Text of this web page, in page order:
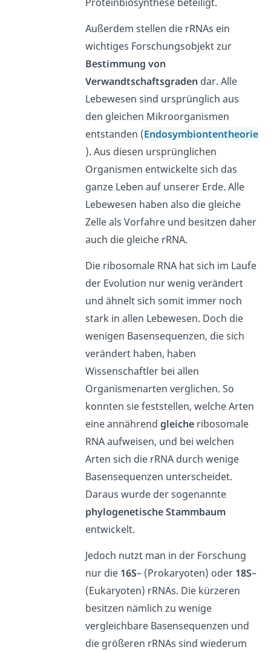
Außerdem stellen die rRNAs ein
wichtiges Forschungsobjekt zur
Bestimmung von
Verwandtschaftsgraden dar. Alle
Lebewesen sind ursprünglich aus
den gleichen Mikroorganismen
entstanden (Endosymbiontentheorie
). Aus diesen ursprünglichen
Organismen entwickelte sich das
ganze Leben auf unserer Erde. Alle
Lebewesen haben also die gleiche
Zelle als Vorfahre und besitzen daher
auch die gleiche rRNA.
Die ribosomale RNA hat sich im Laufe
der Evolution nur wenig verändert
und ähnelt sich somit immer noch
stark in allen Lebewesen. Doch die
wenigen Basensequenzen, die sich
verändert haben, haben
Wissenschaftler bei allen
Organismenarten verglichen. So
konnten sie feststellen, welche Arten
eine annährendgleiche ribosomale
RNA aufweisen, und bei welchen
Arten sich die rRNA durch wenige
Basensequenzen unterscheidet.
Daraus wurde der sogenannte
phylogenetischeStammbaum
entwickelt.
Jedoch nutzt man in der Forschung
nur die 16S– (Prokaryoten) oder 18S–
(Eukaryoten) rRNAs. Die kürzeren
besitzen nämlich zu wenige
vergleichbare Basensequenzen und
die größeren rRNAs sind wiederum